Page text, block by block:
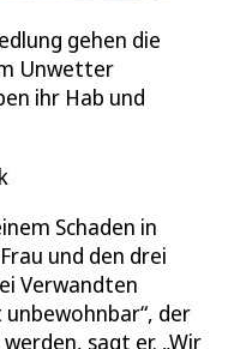
gehen die
Unwetter
ihr Hab und
Schaden in
und den drei
Verwandten
der
sagt er. „Wir